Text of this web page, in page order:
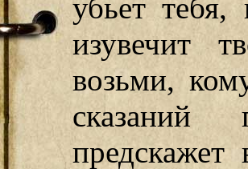
убьет тебя,
изувечит
возьми,
сказаний